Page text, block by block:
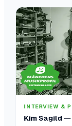
INTERVIEW &
Kim Sagild